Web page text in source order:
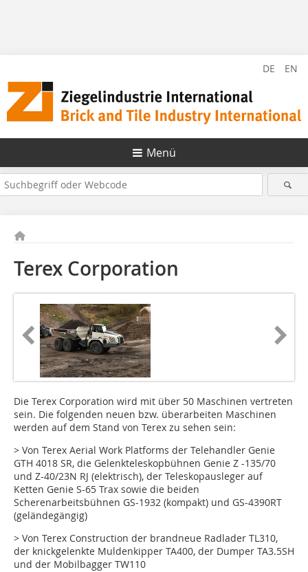
DE EN
Menü
Terex Corporation
Die Terex Corporation wird mit über 50 Maschinen vertreten
sein. Die folgenden neuen bzw. überarbeiten Maschinen
werden auf dem Stand von Terex zu sehen sein:
> Von Terex Aerial Work Platforms der Telehandler Genie
GTH 4018 SR, die Gelenkteleskopbühnen Genie Z -135/70
und Z-40/23N RJ (elektrisch), der Teleskopausleger auf
Ketten Genie S-65 Trax sowie die beiden
Scherenarbeitsbühnen GS-1932 (kompakt) und GS-4390RT
(geländegängig)
> Von Terex Construction der brandneue Radlader TL310,
der knickgelenkte Muldenkipper TA400, der Dumper TA3.5SH
und der Mobilbagger TW110